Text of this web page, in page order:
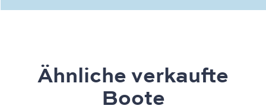
Ähnliche verkaufte
Boote